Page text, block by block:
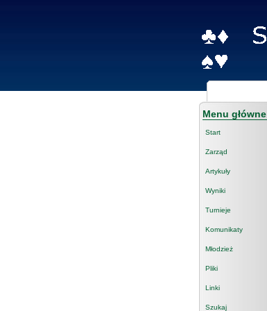
Menu główne
Start
Zarząd
Artykuły
Wyniki
Turnieje
Komunikaty
Młodzież
Pliki
Linki
Szukaj